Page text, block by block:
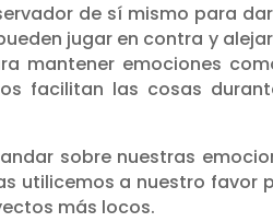
de sí mismo para
jugar en contra y
mantener emociones
facilitan las cosas
sobre nuestras
utilicemos a nuestro favor
más locos.